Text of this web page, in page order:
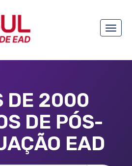
Toggle
DE 2000
DE PÓS-
EAD